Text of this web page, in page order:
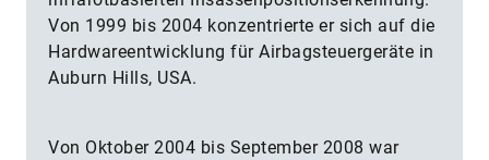
Von 1999 bis 2004 konzentrierte er sich auf die
Hardwareentwicklung für Airbagsteuergeräte in
Auburn Hills, USA.
Von Oktober 2004 bis September 2008 war